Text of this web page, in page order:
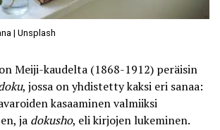
| Unsplash
Meiji-kaudelta (1868-1912) peräisin
, jossa on yhdistetty kaksi eri sanaa:
kasaaminen valmiiksi
ja dokusho, eli kirjojen lukeminen.